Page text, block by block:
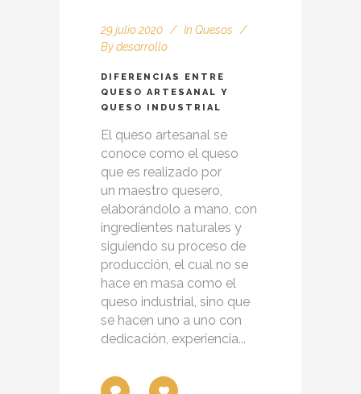
29 julio 2020 In Quesos
Bydesarrollo
DIFERENCIAS ENTRE
QUESO ARTESANAL Y
QUESO INDUSTRIAL
El queso artesanal se
conoce como el queso
que es realizado por
un maestro quesero,
elaborándolo a mano, con
ingredientes naturales y
siguiendo su proceso de
producción, el cual no se
hace en masa como el
queso industrial, sino que
se hacen uno a uno con
dedicación, experiencia...